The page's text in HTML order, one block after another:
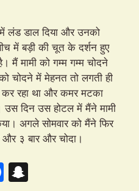
लंड डाल दिया और उनको
में बड़ी की चूत के दर्शन हुए
मैं मामी को गम्म गम्म चोदने
चोदने में मेहनत तो लगती ही
रहा था और कमर मटका
उस दिन उस होटल में मैंने मामी
अगले सोमवार को मैंने फिर
३ बार और चोदा।
F